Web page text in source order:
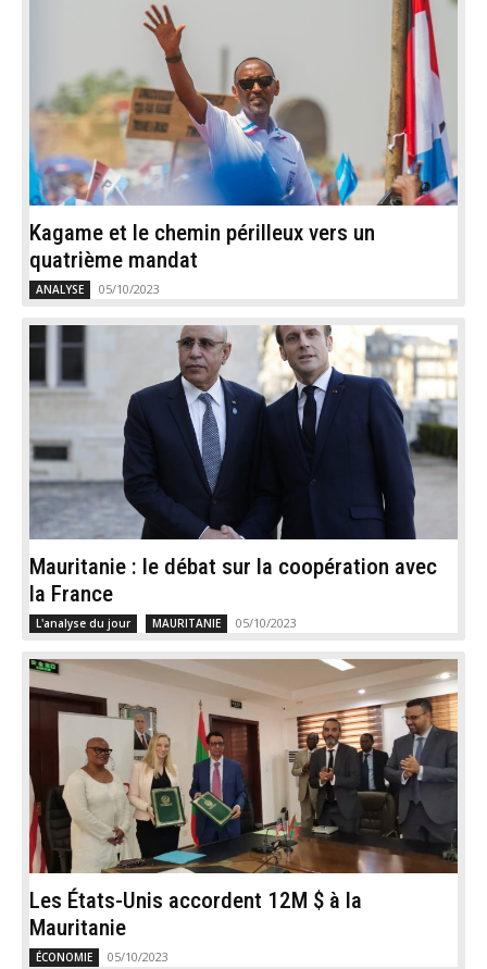
Kagame et le chemin périlleux vers un
quatrième mandat
ANALYSE 05/10/2023
Mauritanie : le débat sur la coopération avec
la France
L'analyse du jour MAURITANIE 05/10/2023
Les États-Unis accordent 12M $ à la
Mauritanie
ÉCONOMIE 05/10/2023